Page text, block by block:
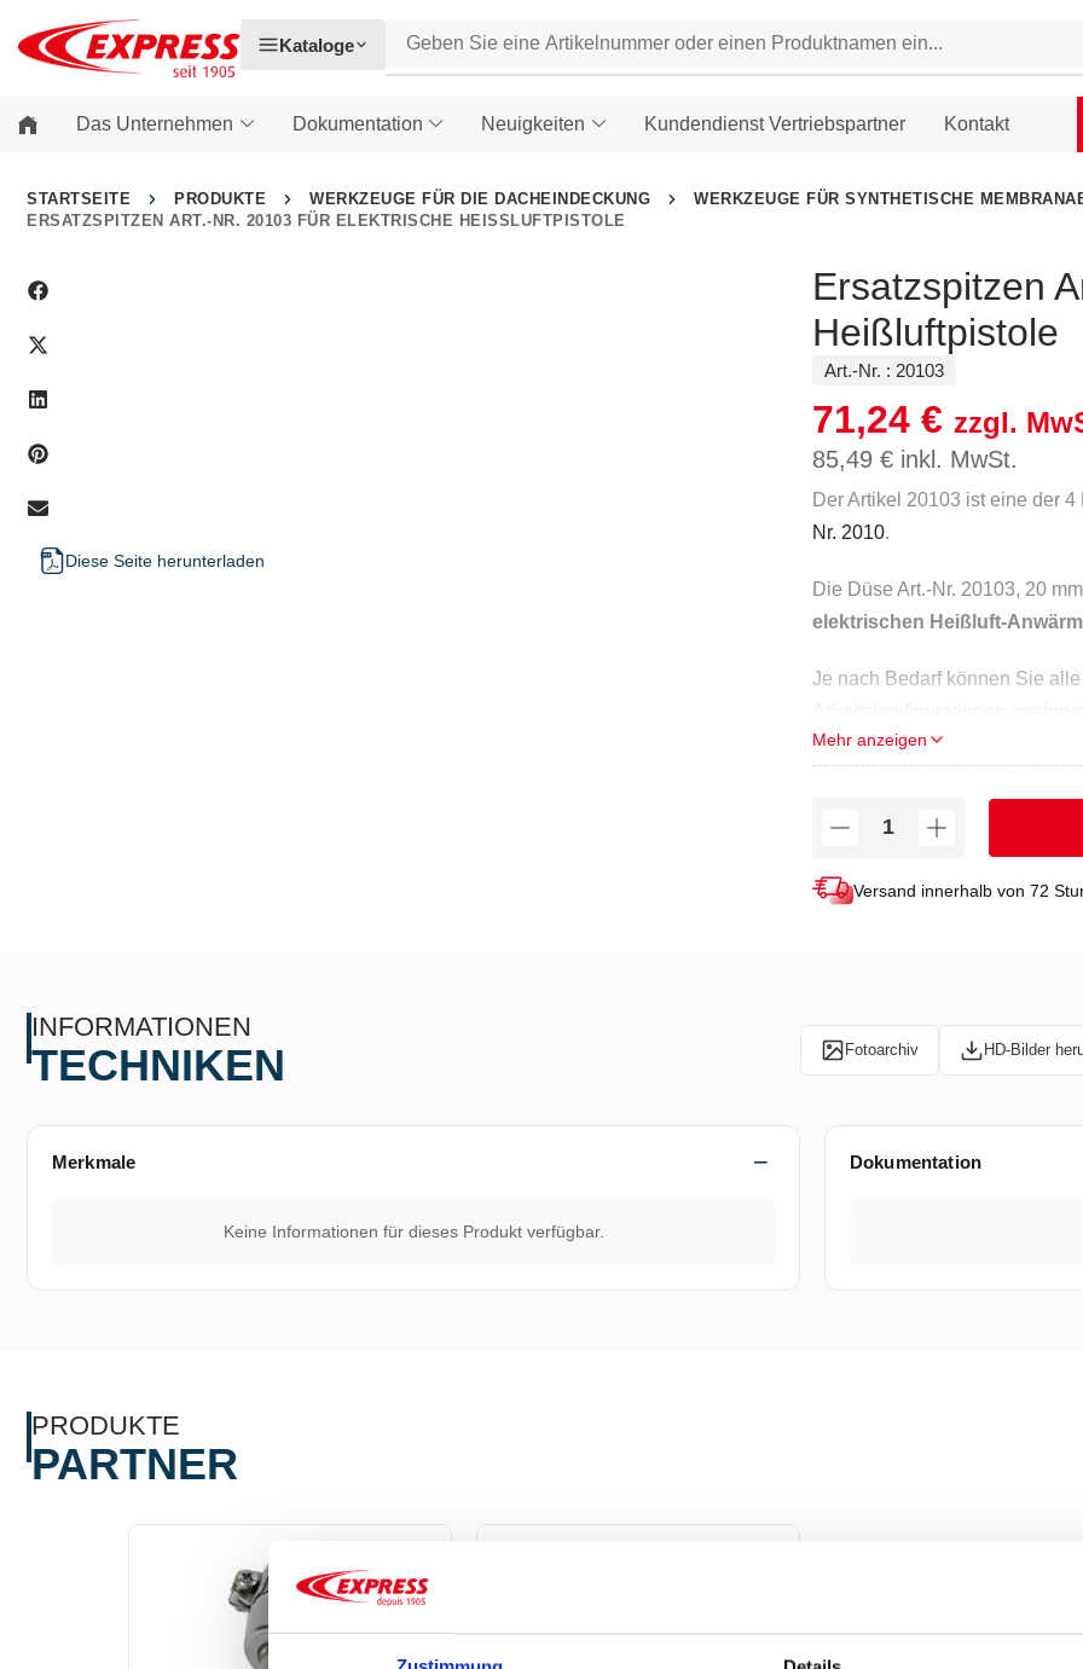
Kataloge
Das Unternehmen Dokumentation Neuigkeiten Kundendienst Vertriebspartner Kontakt
STARTSEITE PRODUKTE WERKZEUGE FÜR DIE DACHEINDECKUNG WERKZEUGE FÜR SYNTHETISCHE
ERSATZSPITZEN ART.-NR. 20103 FÜR ELEKTRISCHE HEISSLUFTPISTOLE
Diese Seite herunterladen
Ersatzspitzen
Heißluftpistole
Art.-Nr. : 20103
71,24 € zzgl.
85,49 € inkl. MwSt.
Der Artikel 20103 ist eine der 4
Nr. 2010.
Die Düse Art.-Nr. 20103, 20
elektrischen Heißluft-
Je nach Bedarf können Sie
Mehr anzeigen
Versand innerhalb von 72
INFORMATIONEN
TECHNIKEN Fotoarchiv HD-Bilder
Merkmale
Keine Informationen für dieses Produkt verfügbar.
Dokumentation
PRODUKTE
PARTNER